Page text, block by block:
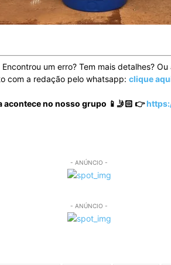
Encontrou um erro? Tem mais detalhes?
com a redação pelo whatsapp: clique
acontece no nosso grupo 📱🤳🏻 👉
- ANÚNCIO -
- ANÚNCIO -